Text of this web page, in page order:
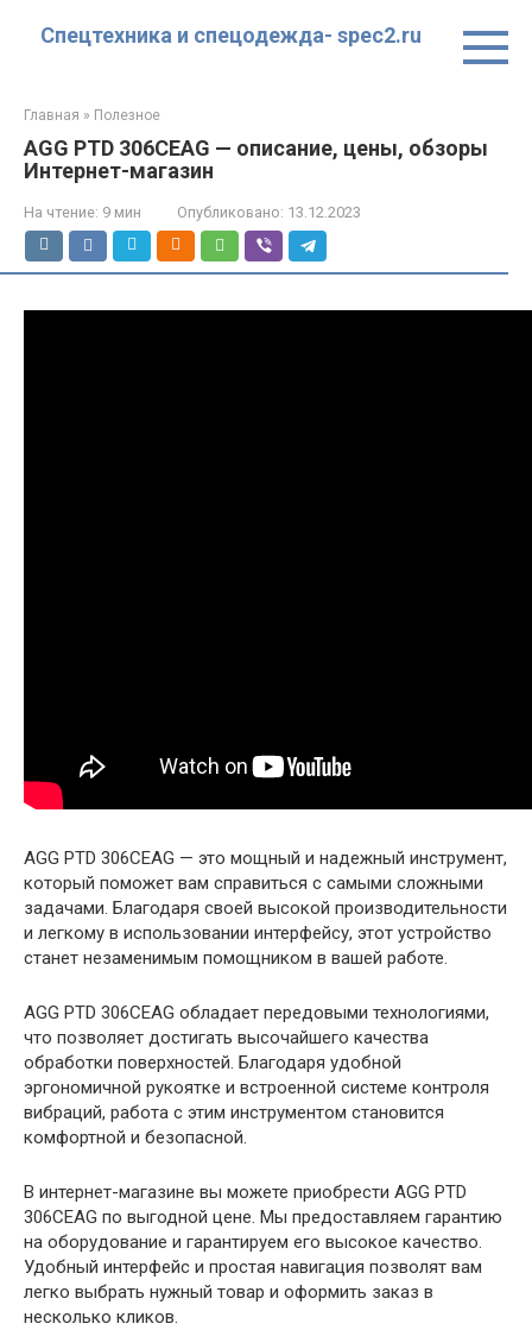
Спецтехника и спецодежда- spec2.ru
Главная » Полезное
AGG PTD 306CEAG — описание, цены, обзоры
Интернет-магазин
На чтение: 9 мин Опубликовано: 13.12.2023
AGG PTD 306CEAG — это мощный и надежный инструмент,
который поможет вам справиться с самыми сложными
задачами. Благодаря своей высокой производительности
и легкому в использовании интерфейсу, этот устройство
станет незаменимым помощником в вашей работе.
AGG PTD 306CEAG обладает передовыми технологиями,
что позволяет достигать высочайшего качества
обработки поверхностей. Благодаря удобной
эргономичной рукоятке и встроенной системе контроля
вибраций, работа с этим инструментом становится
комфортной и безопасной.
В интернет-магазине вы можете приобрести AGG PTD
306CEAG по выгодной цене. Мы предоставляем гарантию
на оборудование и гарантируем его высокое качество.
Удобный интерфейс и простая навигация позволят вам
легко выбрать нужный товар и оформить заказ в
несколько кликов.